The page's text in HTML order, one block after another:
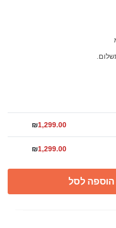
₪1,299.00
₪1,299.00
הוספה לסל